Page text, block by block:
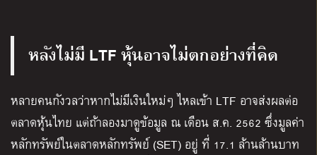
หลังไม่มี LTF หุ้นอาจไม่ตกอย่างที่คิด
หลายคนกังวลว่าหากไม่มีเงินใหม่ๆ ไหลเข้า LTF อาจส่งผลต่อ
ตลาดหุ้นไทย แต่ถ้าลองมาดูข้อมูล ณ เดือน ส.ค. 2562 ซึ่งมูลค่า
หลักทรัพย์ในตลาดหลักทรัพย์ (SET) อยู่ ที่ 17.1 ล้านล้านบาท